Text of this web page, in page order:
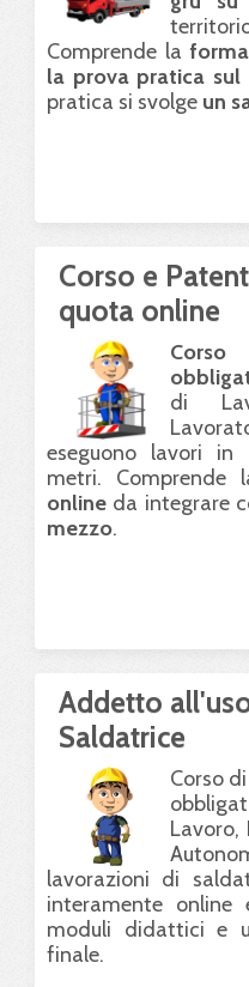
Comprende la
la prova pratica sul
pratica si svolge un
Corso e
quota online
di
eseguono lavori in
metri.
online da integrare
mezzo.
Addetto
Saldatrice
Corso
Lavoro,
lavorazioni di
interamente
moduli didattici e
finale.